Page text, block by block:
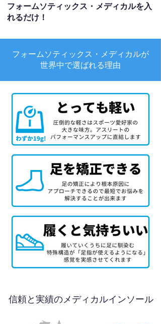
フォームソティックス・メディカルを入
れるだけ！
フォームソティックス・メディカルが
世界中で選ばれる理由
信頼と実績のメディカルインソール